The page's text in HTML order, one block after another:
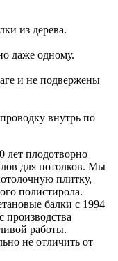
из дерева.
даже одному.
и не подвержены
внутрь по
плодотворно
для потолков. Мы
плитку,
полистирола.
балки с 1994
производства
работы.
не отличить от